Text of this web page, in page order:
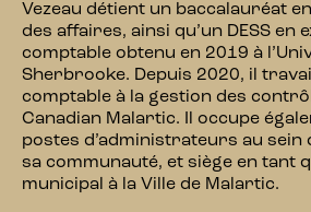
Vezeau détient un baccalauréat
des affaires, ainsi qu’un DESS en
comptable obtenu en 2019 à
Sherbrooke. Depuis 2020, il
comptable à la gestion des
Canadian Malartic. Il occupe
postes d’administrateurs au sein
sa communauté, et siège en tant
municipal à la Ville de Malartic.